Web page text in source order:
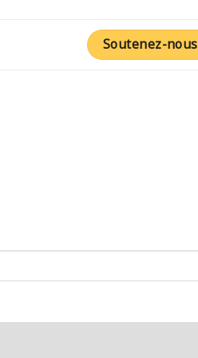
Soutenez-nous